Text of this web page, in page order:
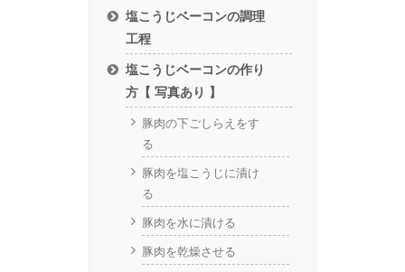
塩こうじベーコンの調理
工程
塩こうじベーコンの作り
方【 写真あり 】
豚肉の下ごしらえをす
る
豚肉を塩こうじに漬け
る
豚肉を水に漬ける
豚肉を乾燥させる